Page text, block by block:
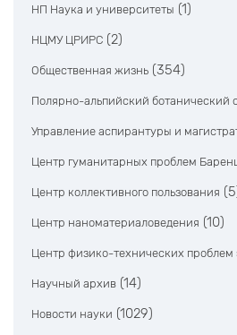
НП Наука и университеты (1)
НЦМУ ЦРИРС (2)
Общественная жизнь (354)
Полярно-альпийский ботанический
Управление аспирантуры и
Центр гуманитарных проблем
Центр коллективного пользования
Центр наноматериаловедения (10)
Центр физико-технических проблем
Научный архив (14)
Новости науки (1029)